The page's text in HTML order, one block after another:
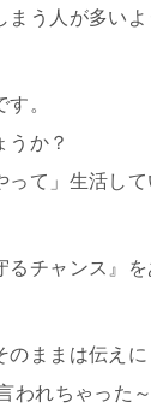
う人が多いよ
。
うか？
て」生活し
チャンス』を
ままは伝えに
れちゃった